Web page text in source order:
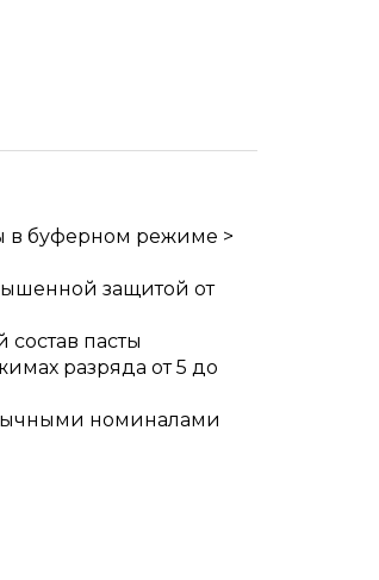
в буферном режиме >
защитой от
пасты
разряда от 5 до
номиналами